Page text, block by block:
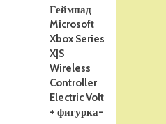
Геймпад
Microsoft
Xbox Series
X|S
Wireless
Controller
Electric Volt
+ фигурка-